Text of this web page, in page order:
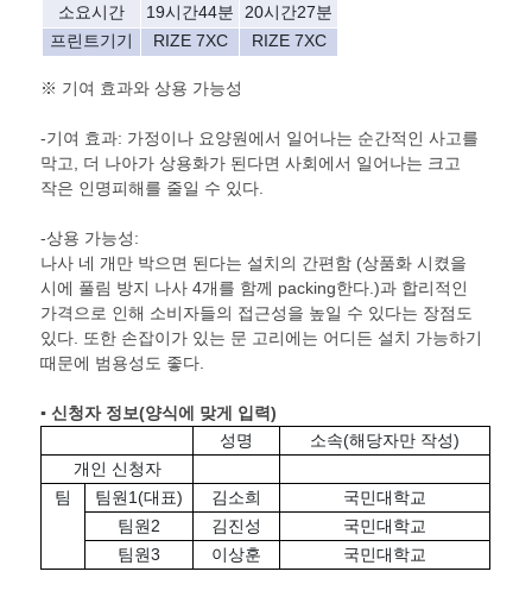
소요시간​
19시간44분​
20시간27분​
프린트기기​
RIZE​ 7XC RIZE 7XC
※ 기여 효과와 상용 가능성
-기여 효과: 가정이나 요양원에서 일어나는 순간적인 사고를
막고, 더 나아가 상용화가 된다면 사회에서 일어나는 크고
작은 인명피해를 줄일 수 있다.
-상용 가능성:
나사 네 개만 박으면 된다는 설치의 간편함 (상품화 시켰을
시에 풀림 방지 나사 4개를 함께 packing한다.)과 합리적인
가격으로 인해 소비자들의 접근성을 높일 수 있다는 장점도
있다. 또한 손잡이가 있는 문 고리에는 어디든 설치 가능하기
때문에 범용성도 좋다.
▪ 신청자 정보(양식에 맞게 입력)
성명
소속(해당자만 작성)
개인 신청자
팀
팀원1(대표) 김소희
국민대학교
팀원2
김진성
국민대학교
팀원3
이상훈 국민대학교